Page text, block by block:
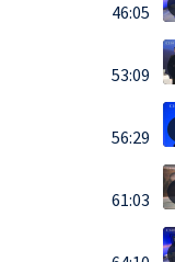
46:05
53:09
56:29
61:03